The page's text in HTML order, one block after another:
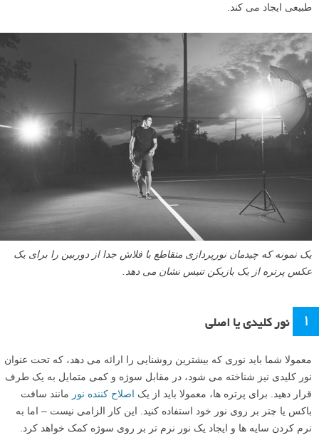
طبیعی ایجاد می کند.
یک نمونه که چیدمان نورپردازی متقاطع با فلاش جدا از دوربین را برای یک
عکس پرتره از یک بازیکن تنیس نشان می دهد.
۱ نور کلیدی یا اصلی
معمولا شما باید نوری که بیشترین روشنایی را ارائه می دهد، که تحت عنوان
نور کلیدی نیز شناخته می شود، در مقابل سوژه و کمی متمایل به یک طرف
قرار دهید. برای پرتره ها، معمولا باید از یک اصلاح کننده نور مانند سافت
باکس یا چتر بر روی نور خود استفاده کنید. این کار الزامی نیست – اما به
نرم کردن سایه ها و ایجاد یک نور نرم تر بر روی سوژه کمک خواهد کرد.